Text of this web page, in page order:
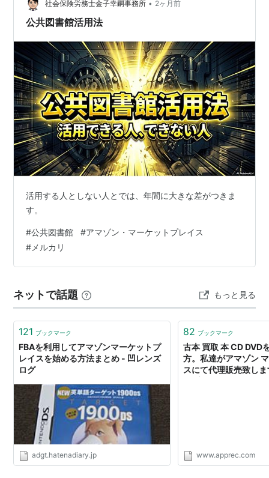
社会保険労務士金子幸嗣事務所 • 2ヶ月前
公共図書館活用法
活用する人としない人とでは、年間に大きな差がつきま
す。
#公共図書館 #アマゾン・マーケットプレイス
# メルカリ
ネットで話題 もっと見る
121 ブックマーク
FBAを利用してアマゾンマーケットプ
レイスを始める方法まとめ - 凹レンズ
ログ
adgt.hatenadiary.jp
82 ブックマーク
古本 買取 本 CD DVD
方。私達がアマゾン
スにて代理販売致し
www.apprec.com